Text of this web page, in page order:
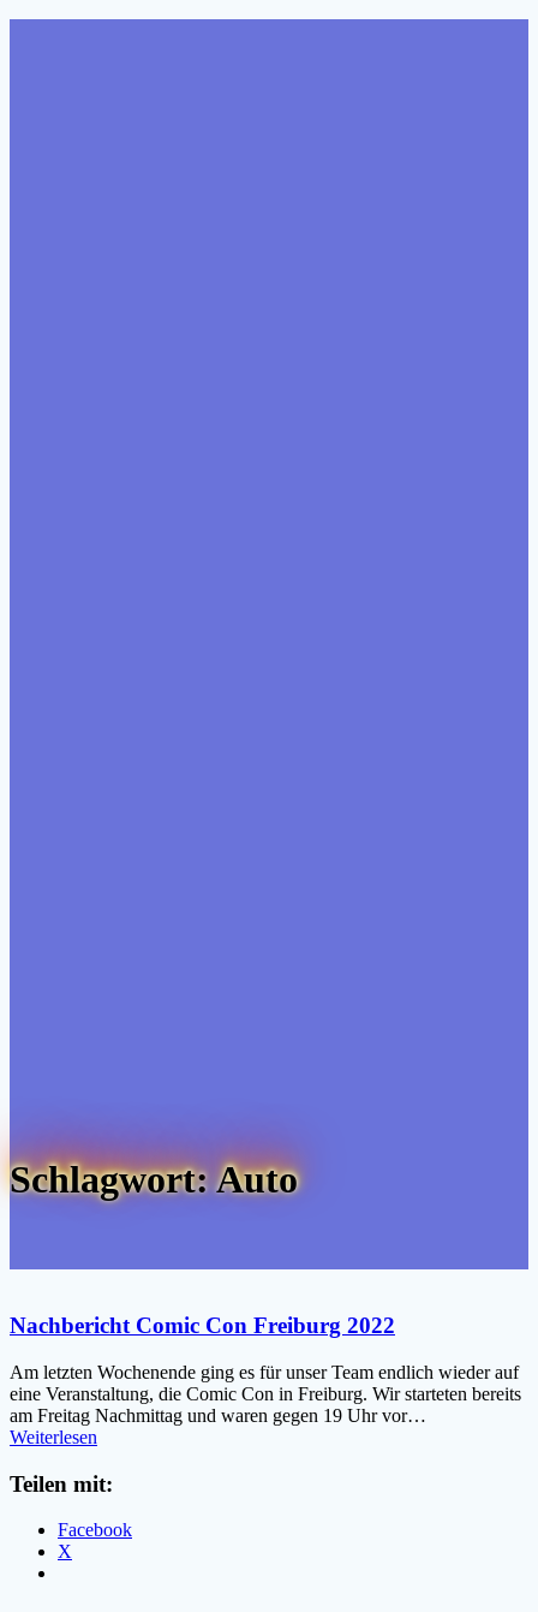
Schlagwort:Auto
Nachbericht Comic Con Freiburg 2022
Am letzten Wochenende ging es für unser Team endlich wieder auf
eine Veranstaltung, die Comic Con in Freiburg. Wir starteten bereits
am Freitag Nachmittag und waren gegen 19 Uhr vor…
Weiterlesen
Teilen mit:
Facebook
X